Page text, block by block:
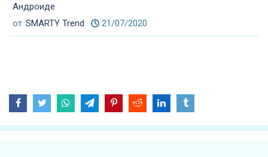
Андроиде
от SMARTY Trend 21/07/2020